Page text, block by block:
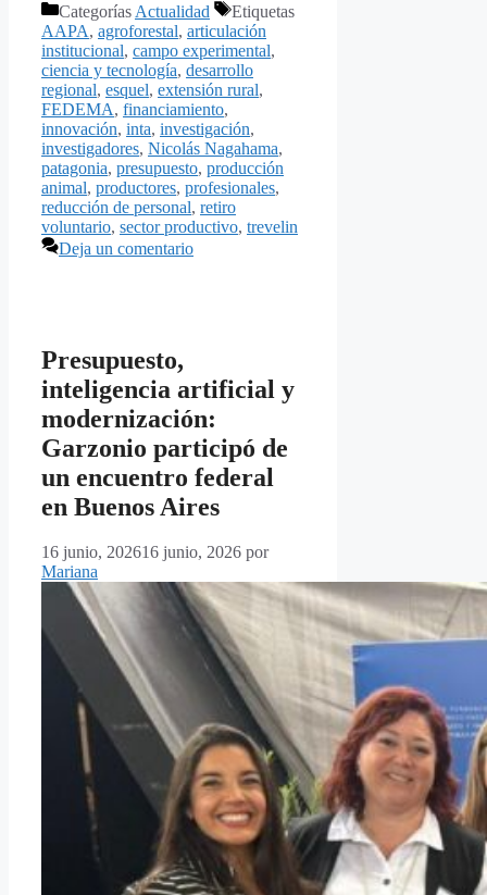
Categorías Actualidad
Etiquetas
AAPA, agroforestal, articulación
institucional, campo experimental,
ciencia y tecnología, desarrollo
regional, esquel, extensión rural,
FEDEMA, financiamiento,
innovación, inta, investigación,
investigadores, Nicolás Nagahama,
patagonia, presupuesto, producción
animal, productores, profesionales,
reducción de personal, retiro
voluntario, sector productivo, trevelin
Deja un comentario
Presupuesto,
inteligencia artificial y
modernización:
Garzonio participó de
un encuentro federal
en Buenos Aires
16 junio, 202616 junio, 2026 por
Mariana